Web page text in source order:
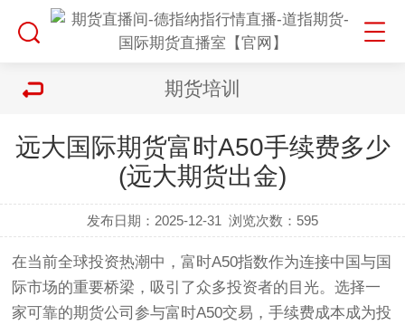
期货培训
远大国际期货富时A50手续费多少
(远大期货出金)
发布日期：2025-12-31 浏览次数： 595
在当前全球投资热潮中，富时A50指数作为连接中国与国
际市场的重要桥梁，吸引了众多投资者的目光。选择一
家可靠的期货公司参与富时A50交易，手续费成本成为投